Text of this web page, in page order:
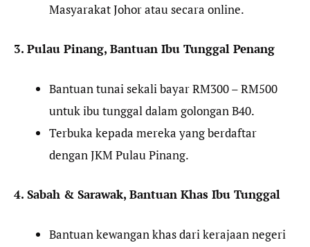
Masyarakat Johor atau secara online.
3. Pulau Pinang, Bantuan Ibu Tunggal Penang
Bantuan tunai sekali bayar RM300 – RM500
untuk ibu tunggal dalam golongan B40.
Terbuka kepada mereka yang berdaftar
dengan JKM Pulau Pinang.
4. Sabah & Sarawak, Bantuan Khas Ibu Tunggal
Bantuan kewangan khas dari kerajaan negeri